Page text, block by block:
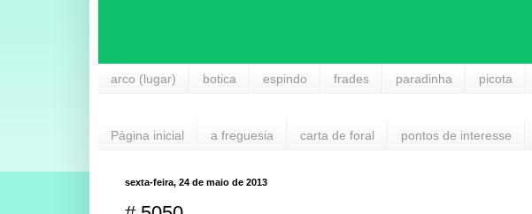
arco (lugar) botica espindo frades paradinha picota
Página inicial a freguesia carta de foral pontos de interesse
sexta-feira, 24 de maio de 2013